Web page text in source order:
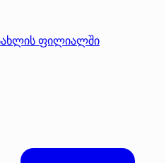
ფილიალში